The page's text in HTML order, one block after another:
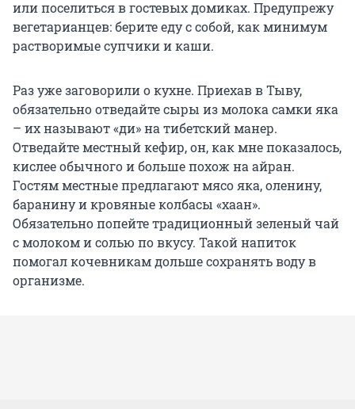
или поселиться в гостевых домиках. Предупрежу
вегетарианцев: берите еду с собой, как минимум
растворимые супчики и каши.
Раз уже заговорили о кухне. Приехав в Тыву,
обязательно отведайте сыры из молока самки яка
– их называют «ди» на тибетский манер.
Отведайте местный кефир, он, как мне показалось,
кислее обычного и больше похож на айран.
Гостям местные предлагают мясо яка, оленину,
баранину и кровяные колбасы «хаан».
Обязательно попейте традиционный зеленый чай
с молоком и солью по вкусу. Такой напиток
помогал кочевникам дольше сохранять воду в
организме.